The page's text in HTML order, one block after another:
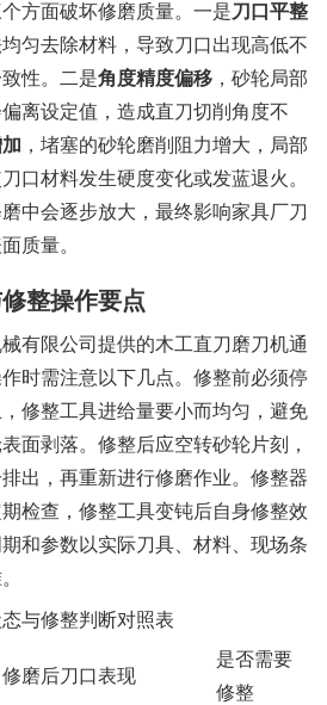
方面破坏修磨质量。一是刀口平整
均匀去除材料，导致刀口出现高低不
性。二是角度精度偏移 ，砂轮局部
离设定值，造成直刀切削角度不
，堵塞的砂轮磨削阻力增大，局部
口材料发生硬度变化或发蓝退火。
中会逐步放大，最终影响家具厂刀
质量。
整操作要点
有限公司提供的木工直刀磨刀机通
时需注意以下几点。修整前必须停
修整工具进给量要小而均匀，避免
面剥落。修整后应空转砂轮片刻，
出，再重新进行修磨作业。修整器
检查，修整工具变钝后自身修整效
和参数以实际刀具、材料、现场条
与修整判断对照表
修磨后刀口表现
是否需要
修整